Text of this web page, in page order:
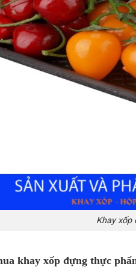
Khay xốp
khay xốp đựng thực